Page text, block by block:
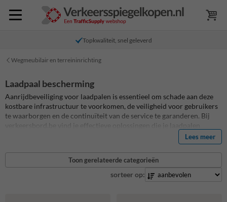
Topkwaliteit, snel geleverd
Wegmeubilair en terreininrichting
Laadpaal bescherming
Aanrijdbeveiliging voor laadpalen is essentieel om schade aan deze
kostbare infrastructuur te voorkomen, de veiligheid voor gebruikers
te waarborgen en de continuïteit van de service te garanderen. Bij
verkeersbord.be vind je effectieve oplossingen die je laadpalen
beschermen tegen voertuigen, dure reparaties vermijden en de
betrouwbaarheid van je laadinfrastructuur verhogen. Bestel
eenvoudig online beschermbeugels voor het beschermen van jouw
Lees meer
Toon gerelateerde categorieën
sorteer op: